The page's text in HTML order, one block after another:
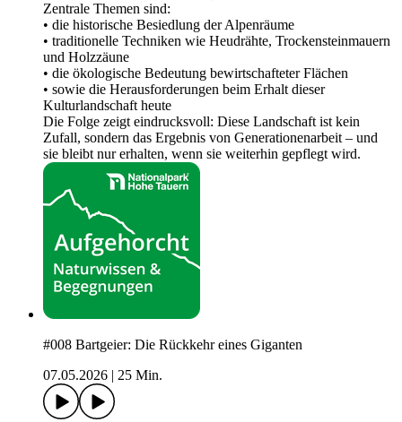
Zentrale Themen sind:
• die historische Besiedlung der Alpenräume
• traditionelle Techniken wie Heudrähte, Trockensteinmauern
und Holzzäune
• die ökologische Bedeutung bewirtschafteter Flächen
• sowie die Herausforderungen beim Erhalt dieser
Kulturlandschaft heute
Die Folge zeigt eindrucksvoll: Diese Landschaft ist kein
Zufall, sondern das Ergebnis von Generationenarbeit – und
sie bleibt nur erhalten, wenn sie weiterhin gepflegt wird.
#008 Bartgeier: Die Rückkehr eines Giganten
07.05.2026
25 Min.